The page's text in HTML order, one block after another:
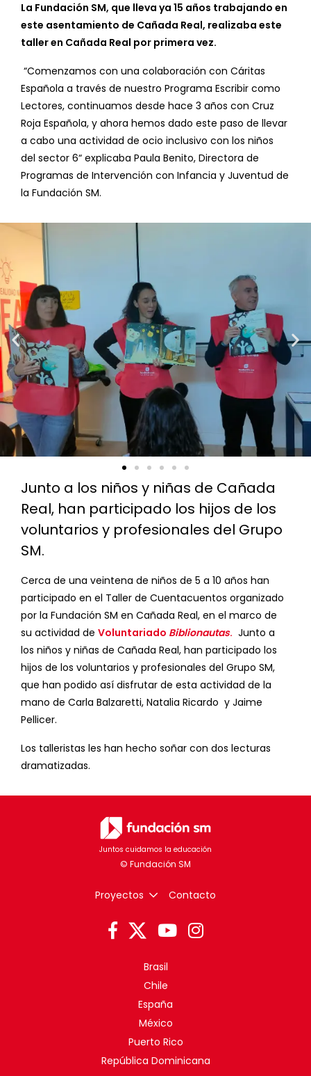
La Fundación SM, que lleva ya 15 años trabajando en
este asentamiento de Cañada Real, realizaba este
taller en Cañada Real por primera vez.
“Comenzamos con una colaboración con Cáritas
Española a través de nuestro Programa Escribir como
Lectores, continuamos desde hace 3 años con Cruz
Roja Española, y ahora hemos dado este paso de llevar
a cabo una actividad de ocio inclusivo con los niños
del sector 6“ explicaba Paula Benito, Directora de
Programas de Intervención con Infancia y Juventud de
la Fundación SM.
Junto a los niños y niñas de Cañada
Real, han participado los hijos de los
voluntarios y profesionales del Grupo
SM.
Cerca de una veintena de niños de 5 a 10 años han
participado en el Taller de Cuentacuentos organizado
por la Fundación SM en Cañada Real, en el marco de
su actividad de Voluntariado Biblionautas. Junto a
los niños y niñas de Cañada Real, han participado los
hijos de los voluntarios y profesionales del Grupo SM,
que han podido así disfrutar de esta actividad de la
mano de Carla Balzaretti, Natalia Ricardo y Jaime
Pellicer.
Los talleristas les han hecho soñar con dos lecturas
dramatizadas.
Juntos cuidamos la educación
Proyectos Contacto
Brasil
Chile
España
México
Puerto Rico
República Dominicana